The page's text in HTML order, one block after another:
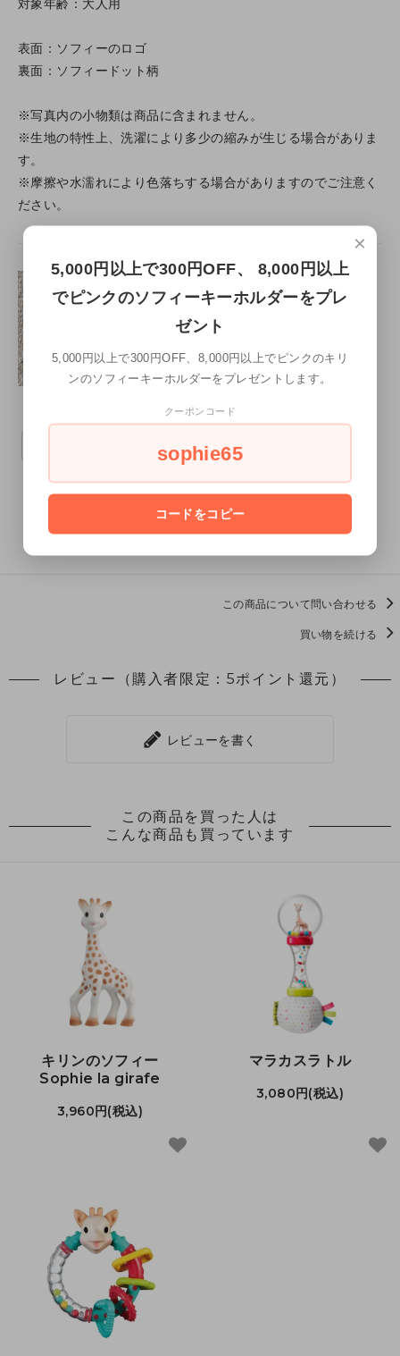
対象年齢：大人用
表面：ソフィーのロゴ
裏面：ソフィードット柄
※写真内の小物類は商品に含まれません。
※生地の特性上、洗濯により多少の縮みが生じる場合がありま
す。
※摩擦や水濡れにより色落ちする場合がありますのでご注意く
ださい。
キリンのソフィー
この商品を購入する
この商品について問い合わせる
買い物を続ける
レビュー（購入者限定：5ポイント還元）
レビューを書く
この商品を買った人は
こんな商品も買っています
キリンのソフィー
Sophie la girafe
3,960円(税込)
マラカスラトル
3,080円(税込)
×
5,000円以上で300円OFF、 8,000円以上
でピンクのソフィーキーホルダーをプレ
ゼント
5,000円以上で300円OFF、8,000円以上でピンクのキリ
ンのソフィーキーホルダーをプレゼントします。
クーポンコード
sophie65
コードをコピー